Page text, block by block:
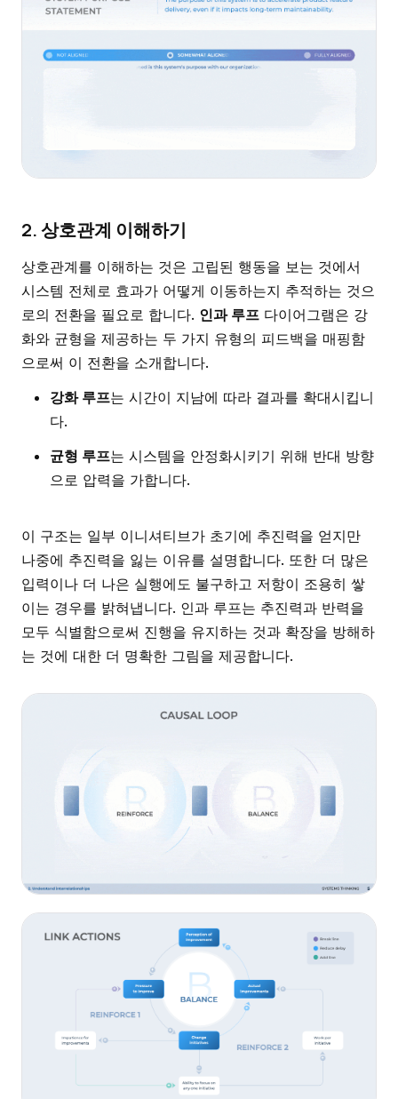
2. 상호관계 이해하기
상호관계를 이해하는 것은 고립된 행동을 보는 것에서
시스템 전체로 효과가 어떻게 이동하는지 추적하는 것으
로의 전환을 필요로 합니다. 인과 루프 다이어그램은 강
화와 균형을 제공하는 두 가지 유형의 피드백을 매핑함
으로써 이 전환을 소개합니다.
강화 루프는 시간이 지남에 따라 결과를 확대시킵니
다.
균형 루프는 시스템을 안정화시키기 위해 반대 방향
으로 압력을 가합니다.
이 구조는 일부 이니셔티브가 초기에 추진력을 얻지만
나중에 추진력을 잃는 이유를 설명합니다. 또한 더 많은
입력이나 더 나은 실행에도 불구하고 저항이 조용히 쌓
이는 경우를 밝혀냅니다. 인과 루프는 추진력과 반력을
모두 식별함으로써 진행을 유지하는 것과 확장을 방해하
는 것에 대한 더 명확한 그림을 제공합니다.